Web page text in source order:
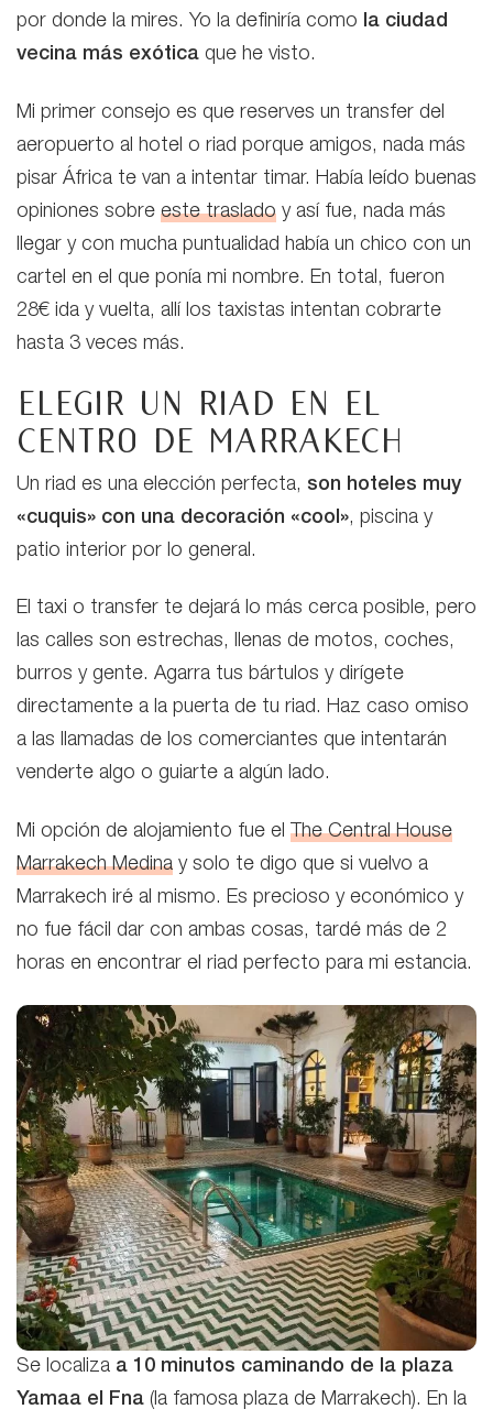
por donde la mires. Yo la definiría como la ciudad
vecina más exótica que he visto.
Mi primer consejo es que reserves un transfer del
aeropuerto al hotel o riad porque amigos, nada más
pisar África te van a intentar timar. Había leído buenas
opiniones sobre este traslado y así fue, nada más
llegar y con mucha puntualidad había un chico con un
cartel en el que ponía mi nombre. En total, fueron
28€ ida y vuelta, allí los taxistas intentan cobrarte
hasta 3 veces más.
Elegir un riad en el
centro de Marrakech
Un riad es una elección perfecta, son hoteles muy
«cuquis» con una decoración «cool», piscina y
patio interior por lo general.
El taxi o transfer te dejará lo más cerca posible, pero
las calles son estrechas, llenas de motos, coches,
burros y gente. Agarra tus bártulos y dirígete
directamente a la puerta de tu riad. Haz caso omiso
a las llamadas de los comerciantes que intentarán
venderte algo o guiarte a algún lado.
Mi opción de alojamiento fue el The Central House
Marrakech Medina y solo te digo que si vuelvo a
Marrakech iré al mismo. Es precioso y económico y
no fue fácil dar con ambas cosas, tardé más de 2
horas en encontrar el riad perfecto para mi estancia.
Se localiza a 10 minutos caminando de la plaza
Yamaa el Fna (la famosa plaza de Marrakech). En la